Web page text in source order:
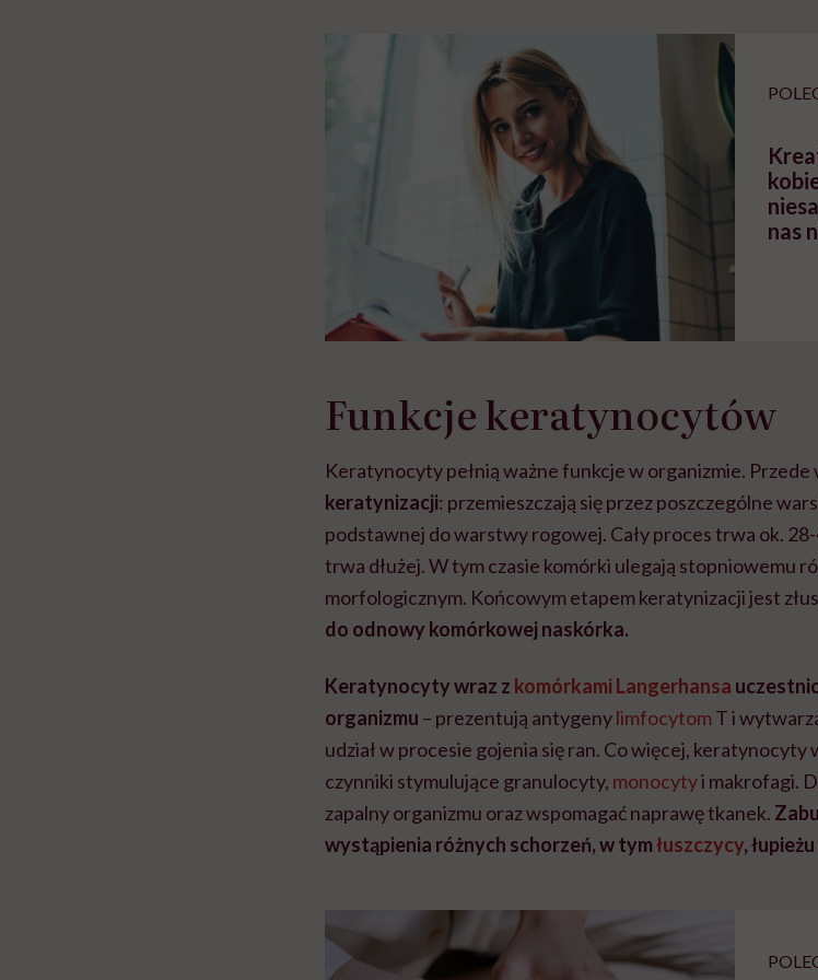
głupota i brak wyobraźni"
nas
Funkcje keratynocytów
Keratynocyty pełnią ważne funkcje w organizmie. Przede
keratynizacji: przemieszczają się przez poszczególne
podstawnej do warstwy rogowej. Cały proces trwa ok.
trwa dłużej. W tym czasie komórki ulegają stopniowemu
morfologicznym. Końcowym etapem keratynizacji jest
do odnowy komórkowej naskórka.
Keratynocyty wraz z komórkami Langerhansa
organizmu – prezentują antygenylimfocytom T i
udział w procesie gojenia się ran. Co więcej,
czynniki stymulujące granulocyty, monocytyi makrofagi.
zapalny organizmu oraz wspomagać naprawę tkanek.
wystąpienia różnych schorzeń, w tymłuszczycy,